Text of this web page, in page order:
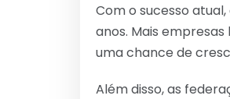
Com o sucesso
anos. Mais
uma chance de
Além disso, as